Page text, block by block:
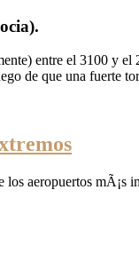
entre el 3100 y el
de que una fuerte
los aeropuertos mÃ¡s